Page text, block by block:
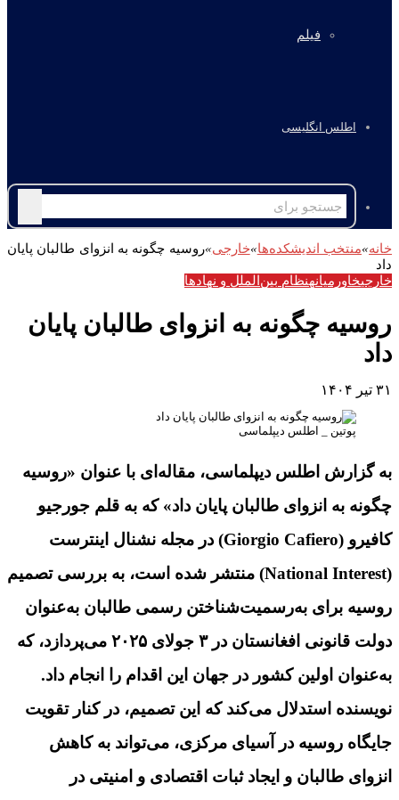
فیلم
اطلس انگلیسی
برای
خانه»منتخب اندیشکده‌ها»خارجی»روسیه چگونه به انزوای طالبان پایان
داد
خارجیخاورمیانهنظام بین‌الملل و نهادها
روسیه چگونه به انزوای طالبان پایان
داد
۳۱ تیر ۱۴۰۴
پوتین _ اطلس دیپلماسی
به گزارش اطلس دیپلماسی، مقاله ‌ای با عنوان «روسیه
چگونه به انزوای طالبان پایان داد» که به قلم جورجیو
کافیرو (Giorgio Cafiero) در مجله نشنال اینترست
(
National Interest
) منتشر شده است، به بررسی تصمیم
روسیه برای به‌رسمیت‌شناختن رسمی طالبان به‌عنوان
دولت قانونی افغانستان در۳ جولای ۲۰۲۵ می‌پردازد، که
به‌عنوان اولین کشور در جهان این اقدام را انجام داد.
نویسنده استدلال می‌کند که این تصمیم، در کنار تقویت
جایگاه روسیه در آسیای مرکزی، می‌تواند به کاهش
انزوای طالبان و ایجاد ثبات اقتصادی و امنیتی در